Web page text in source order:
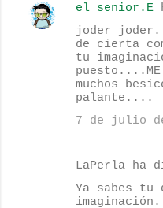
C
el senior.E
joder
de cierta
tu
puesto....ME
muchos
palante....
7 de julio
LaPerla ha
Ya sabes tu